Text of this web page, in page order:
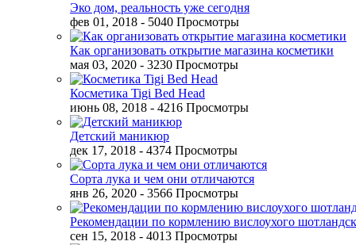
Эко дом, реальность уже сегодня
фев 01, 2018 - 5040 Просмотры
Как организовать открытие магазина косметики
мая 03, 2020 - 3230 Просмотры
Косметика Tigi Bed Head
июнь 08, 2018 - 4216 Просмотры
Детский маникюр
дек 17, 2018 - 4374 Просмотры
Сорта лука и чем они отличаются
янв 26, 2020 - 3566 Просмотры
Рекомендации по кормлению вислоухого
сен 15, 2018 - 4013 Просмотры